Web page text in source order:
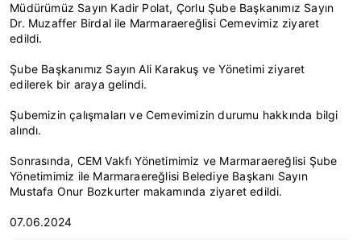
Müdürümüz Sayın Kadir Polat, Çorlu Şube Başkanımız Sayın
Dr. Muzaffer Birdal ile Marmaraereğlisi Cemevimiz ziyaret
edildi.
Şube Başkanımız Sayın Ali Karakuş ve Yönetimi ziyaret
edilerek bir araya gelindi.
Şubemizin çalışmaları ve Cemevimizin durumu hakkında bilgi
alındı.
Sonrasında, CEM Vakfı Yönetimimiz ve Marmaraereğlisi Şube
Yönetimimiz ile Marmaraereğlisi Belediye Başkanı Sayın
Mustafa Onur Bozkurter makamında ziyaret edildi.
07.06.2024